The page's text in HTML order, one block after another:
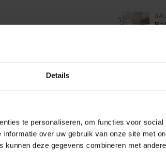
Details
te personaliseren, om functies voor social
over uw gebruik van onze site met
kunnen deze gegevens combineren met